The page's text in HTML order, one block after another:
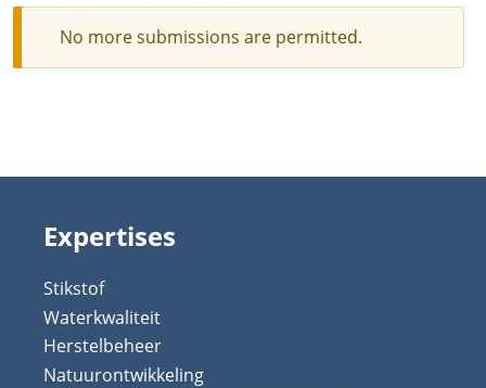
Warning
No more submissions are permitted.
Expertises
Stikstof
Waterkwaliteit
Herstelbeheer
Natuurontwikkeling